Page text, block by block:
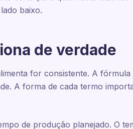
baixo.
de verdade
for consistente. A fórmula
A forma de cada termo
de produção planejado. O